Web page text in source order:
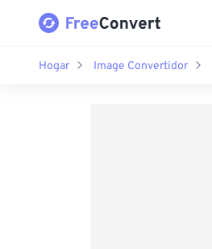
Hogar Image Convertidor